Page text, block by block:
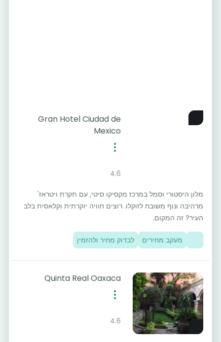
Gran Hotel Ciudad de
Mexico
4.6
מלון היסטורי וסמל במרכז מקסיקו סיטי, עם תקרת ויטראז'
מרהיבה ונוף משובח לזוקלו. רוצים חוויה יוקרתית וקלאסית בלב
העיר? זה המקום.
מעקב מחירים לבדוק מחיר ולהזמין
Quinta Real Oaxaca
4.6